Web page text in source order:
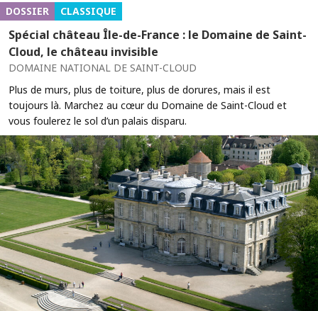
DOSSIER CLASSIQUE
Spécial château Île-de-France : le Domaine de Saint-
Cloud, le château invisible
DOMAINE NATIONAL DE SAINT-CLOUD
Plus de murs, plus de toiture, plus de dorures, mais il est
toujours là. Marchez au cœur du Domaine de Saint-Cloud et
vous foulerez le sol d’un palais disparu.